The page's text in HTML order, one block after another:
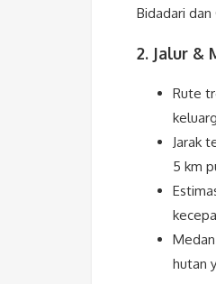
Bidadari dan
2. Jalur &
Rute
Jarak
5 km
hutan